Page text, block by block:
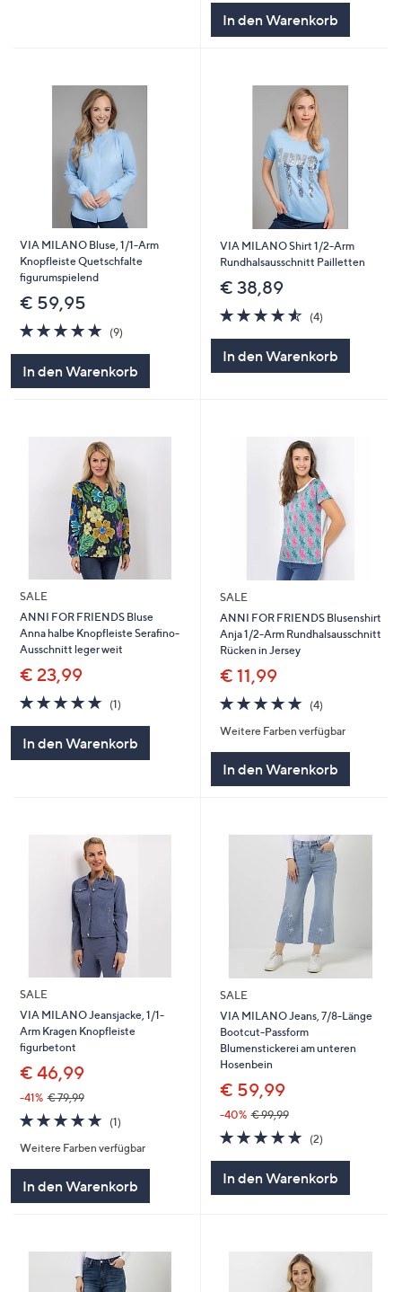
In den Warenkorb
VIA MILANO Bluse, 1/1-Arm
Knopfleiste Quetschfalte
figurumspielend
€ 59,95
4.8
von
(9)9
In den Warenkorb
VIA MILANO Shirt 1/2-Arm
Rundhalsausschnitt Pailletten
€ 38,89
4.5
von
(4)4
In den Warenkorb
SALE
ANNI FOR FRIENDS Bluse
Anna halbe Knopfleiste Serafino-
Ausschnitt leger weit
€ 23,99
5.0
von
(1)1
In den Warenkorb
SALE
ANNI FOR FRIENDS Blusenshirt
Anja 1/2-Arm Rundhalsausschnitt
Rücken in Jersey
€ 11,99
5.0
von
5
(4)4
Weitere Farben verfügbar
In den Warenkorb
SALE
VIA MILANO Jeansjacke, 1/1-
Arm Kragen Knopfleiste
figurbetont
€ 46,99
-41% € 79,99
5.0
von
5
(1)1
Weitere Farben verfügbar
In den Warenkorb
SALE
VIA MILANO Jeans, 7/8-Länge
Bootcut-Passform
Blumenstickerei am unteren
Hosenbein
€ 59,99
-40% € 99,99
5.0
von
(2)2
In den Warenkorb